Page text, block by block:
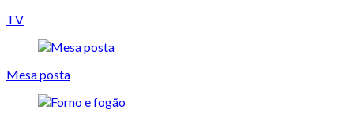
TV
Mesa posta